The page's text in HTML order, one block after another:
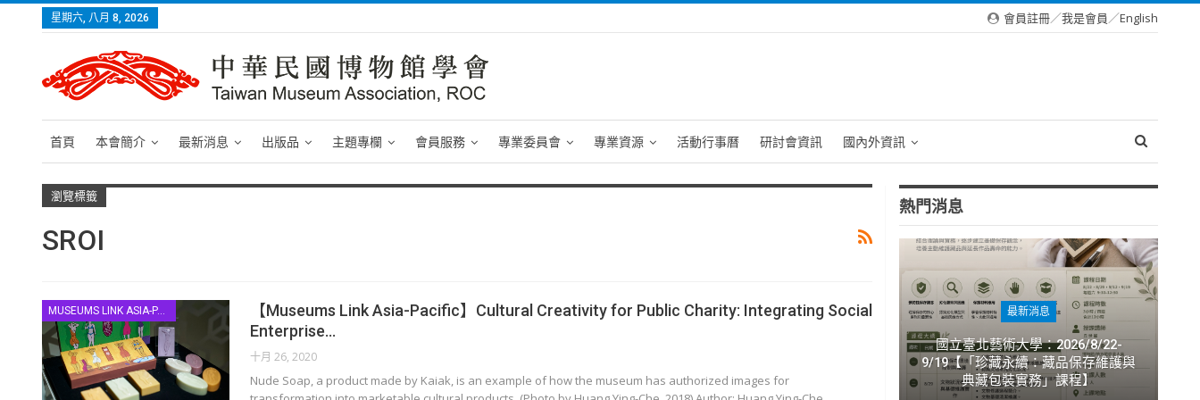
星期六, 八月 8, 2026 會員註冊／我是會員／English
首頁 本會簡介 最新消息 出版品 主題專欄 會員服務 專業委員會 專業資源 活動行事曆 研討會資訊 國內外資訊
瀏覽標籤
SROI
MUSEUMS LINK ASIA-PACIFIC
【Museums Link Asia-Pacific】Cultural Creativity for Public Charity: Integrating Social
Enterprise…
十月 26, 2020
Nude Soap, a product made by Kaiak, is an example of how the museum has authorized images for
熱門消息
最新消息
國立臺北藝術大學：2026/8/22-
9/19【「珍藏永續：藏品保存維護與
典藏包裝實務」課程】